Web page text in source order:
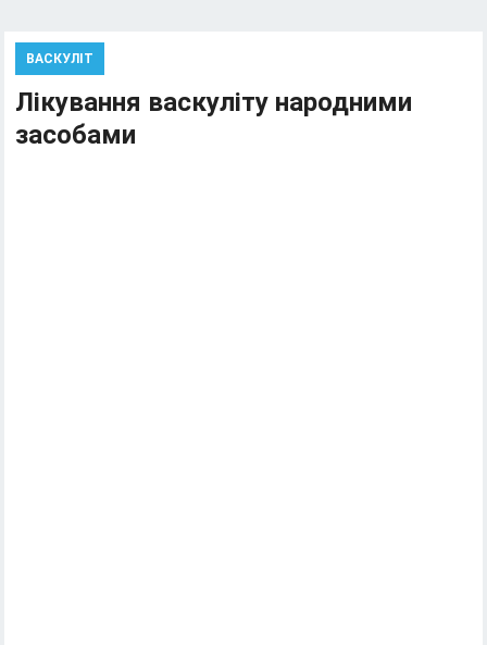
ВАСКУЛІТ
Лікування васкуліту народними
засобами